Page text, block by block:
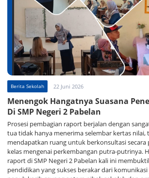
Berita Sekolah 22 Juni 2026
Menengok Hangatnya Suasana
Di SMP Negeri 2 Pabelan
​Prosesi pembagian raport berjalan dengan
tua tidak hanya menerima selembar kertas nilai,
mendapatkan ruang untuk berkonsultasi secara
kelas mengenai perkembangan putra-putrinya.
raport di SMP Negeri 2 Pabelan kali ini
pendidikan yang sukses berakar dari